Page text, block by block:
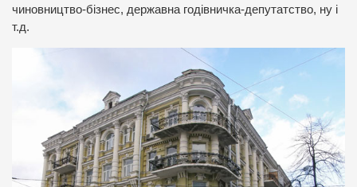
чиновництво-бізнес, державна годівничка-депутатство, ну і
т.д.